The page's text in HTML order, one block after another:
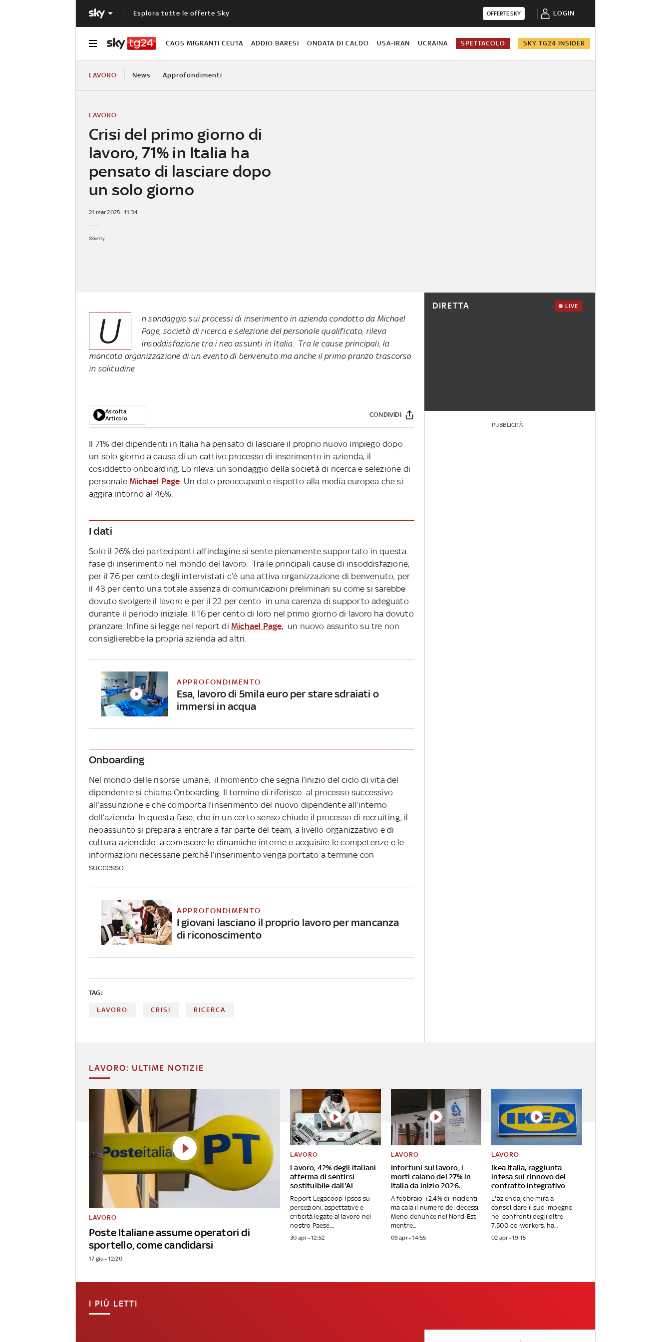
Esplora tutte le offerte Sky OFFERTE SKY LOGIN
CAOS MIGRANTI CEUTA ADDIO BARESI ONDATA DI CALDO USA-IRAN UCRAINA SPETTACOLO SKY TG24 INSIDER
LAVORO News Approfondimenti
Crisi del primo giorno di
lavoro, 71% in Italia ha
pensato di lasciare dopo
un solo giorno
LAVORO
21 mar 2025 - 11:34
©Getty
U
n sondaggio sui processi di inserimento in azienda condotto da Michael
Page, società di ricerca e selezione del personale qualificato, rileva
insoddisfazione tra i neo assunti in Italia. Tra le cause principali, la
mancata organizzazione di un evento di benvenuto ma anche il primo pranzo trascorso
in solitudine
Ascolta
Articolo
CONDIVIDI
Il 71% dei dipendenti in Italia ha pensato di lasciare il proprio nuovo impiego dopo
un solo giorno a causa di un cattivo processo di inserimento in azienda, il
cosiddetto onboarding. Lo rileva un sondaggio della società di ricerca e selezione di
personale Michael Page . Un dato preoccupante rispetto alla media europea che si
aggira intorno al 46%.
I dati
Solo il 26% dei partecipanti all’indagine si sente pienamente supportato in questa
fase di inserimento nel mondo del lavoro. Tra le principali cause di insoddisfazione,
per il 76 per cento degli intervistati c’è una attiva organizzazione di benvenuto, per
il 43 per cento una totale assenza di comunicazioni preliminari su come si sarebbe
dovuto svolgere il lavoro e per il 22 per cento in una carenza di supporto adeguato
durante il periodo iniziale. Il 16 per cento di loro nel primo giorno di lavoro ha dovuto
pranzare. Infine si legge nel report di Michael Page, un nuovo assunto su tre non
consiglierebbe la propria azienda ad altri.
APPROFONDIMENTO
Esa, lavoro di 5mila euro per stare sdraiati o
immersi in acqua
Onboarding
Nel mondo delle risorse umane, il momento che segna l’inizio del ciclo di vita del
dipendente si chiama Onboarding. Il termine di riferisce al processo successivo
all’assunzione e che comporta l’inserimento del nuovo dipendente all’interno
dell’azienda. In questa fase, che in un certo senso chiude il processo di recruiting, il
neoassunto si prepara a entrare a far parte del team, a livello organizzativo e di
cultura aziendale a conoscere le dinamiche interne e acquisire le competenze e le
informazioni necessarie perché l’inserimento venga portato a termine con
successo.
APPROFONDIMENTO
I giovani lasciano il proprio lavoro per mancanza
di riconoscimento
TAG:
LAVORO CRISI RICERCA
DIRETTA LIVE
PUBBLICITÀ
LAVORO: ULTIME NOTIZIE
Poste Italiane assume operatori di
sportello, come candidarsi
LAVORO
17 giu - 12:20
Lavoro, 42% degli italiani
afferma di sentirsi
sostituibile dall'AI
LAVORO
Report Legacoop-Ipsos su
percezioni, aspettative e
criticità legate al lavoro nel
nostro Paese....
30 apr - 12:52
Infortuni sul lavoro, i
morti calano del 27% in
Italia da inizio 2026.
LAVORO
A febbraio +2,4% di incidenti
ma cala il numero dei decessi.
Meno denunce nel Nord-Est
mentre...
09 apr - 14:55
Ikea Italia, raggiunta
intesa sul rinnovo del
contratto integrativo
LAVORO
L'azienda, che mira a
consolidare il suo impegno
nei confronti degli oltre
7.500 co-workers, ha...
02 apr - 19:15
I PIÙ LETTI